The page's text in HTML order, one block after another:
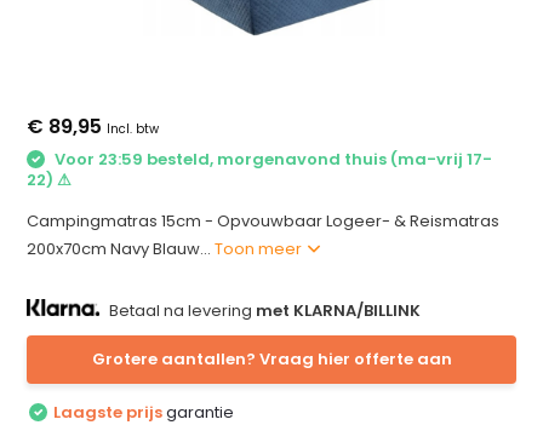
€ 89,95 Incl. btw
Voor 23:59 besteld, morgenavond thuis (ma-vrij 17-
22) ⚠
Campingmatras 15cm - Opvouwbaar Logeer- & Reismatras
200x70cm Navy Blauw...Toon meer
Betaal na levering met KLARNA/BILLINK
Grotere aantallen? Vraag hier offerte aan
Laagste prijsgarantie